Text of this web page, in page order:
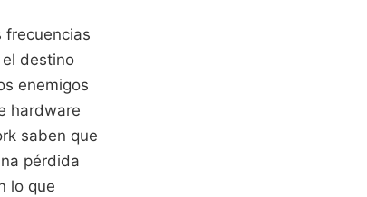
frecuencias
destino
enemigos
hardware
saben que
pérdida
lo que